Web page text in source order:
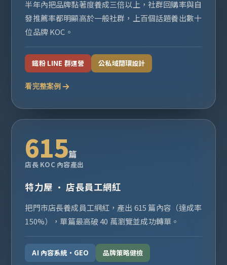
半年內把品牌黏著度養成三倍以上，社群回購率與自
發推薦率都明顯高於一般社群，上百個話題養出數十
位品牌 KOC。
鐵粉 LINE 群運營 公私域閉環設計
看完整案例
615篇
店長 KOC 內容產出
特力屋 · 店長員工網紅
把門市店長養成員工網紅，產出 615 篇內容（達成率
150%），單篇最高破 40 萬瀏覽並成功轉單。
AI 內容系統・GEO 品牌策略健檢